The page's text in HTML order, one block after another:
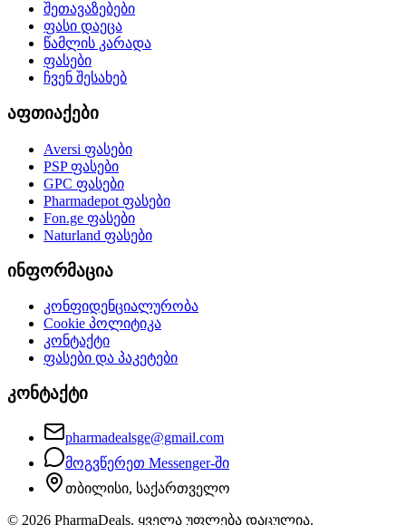
შეთავაზებები
ფასი დაეცა
წამლის კარადა
ფასები
ჩვენ შესახებ
აფთიაქები
Aversi ფასები
PSPფასები
GPC ფასები
Pharmadepot ფასები
Fon.ge ფასები
Naturland ფასები
ინფორმაცია
კონფიდენციალურობა
Cookie პოლიტიკა
კონტაქტი
ფასები და პაკეტები
კონტაქტი
pharmadealsge@gmail.com
მოგვწერეთ Messenger-ში
თბილისი, საქართველო
© 2026 PharmaDeals. ყველა უფლება დაცულია.